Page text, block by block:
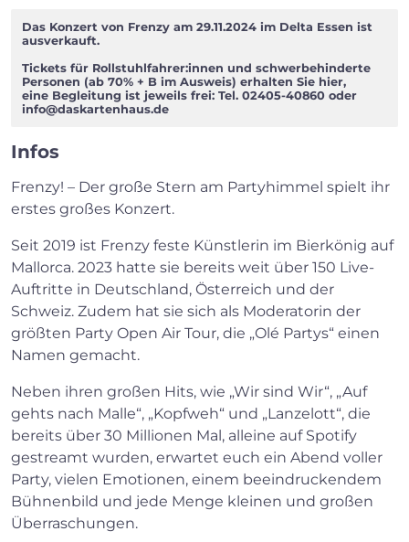
Das Konzert von Frenzy am 29.11.2024 im Delta Essen ist
ausverkauft.
Tickets für Rollstuhlfahrer:innen und schwerbehinderte
Personen (ab 70% + B im Ausweis) erhalten Sie hier,
eine Begleitung ist jeweils frei: Tel. 02405-40860 oder
info@daskartenhaus.de
Infos
Frenzy! – Der große Stern am Partyhimmel spielt ihr
erstes großes Konzert.
Seit 2019 ist Frenzy feste Künstlerin im Bierkönig auf
Mallorca. 2023 hatte sie bereits weit über 150 Live-
Auftritte in Deutschland, Österreich und der
Schweiz. Zudem hat sie sich als Moderatorin der
größten Party Open Air Tour, die „Olé Partys“ einen
Namen gemacht.
Neben ihren großen Hits, wie „Wir sind Wir“, „Auf
gehts nach Malle“, „Kopfweh“ und „Lanzelott“, die
bereits über 30 Millionen Mal, alleine auf Spotify
gestreamt wurden, erwartet euch ein Abend voller
Party, vielen Emotionen, einem beeindruckendem
Bühnenbild und jede Menge kleinen und großen
Überraschungen.